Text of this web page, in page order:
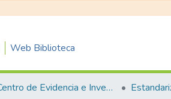
Web Biblioteca
Centro de Evidencia e Investigación para las Decisiones en Salud – CEIDS